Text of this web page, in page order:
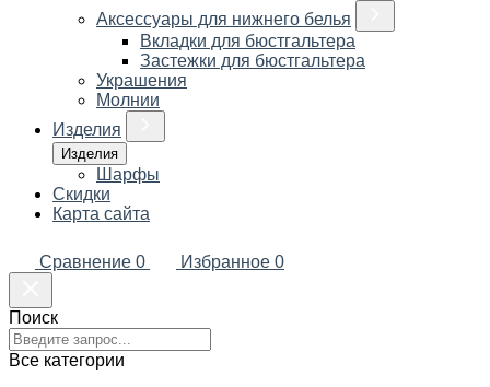
Аксессуары для нижнего белья
Вкладки для бюстгальтера
Застежки для бюстгальтера
Украшения
Молнии
Изделия
Изделия
Шарфы
Скидки
Карта сайта
Сравнение 0 Избранное 0
Поиск
Все категории